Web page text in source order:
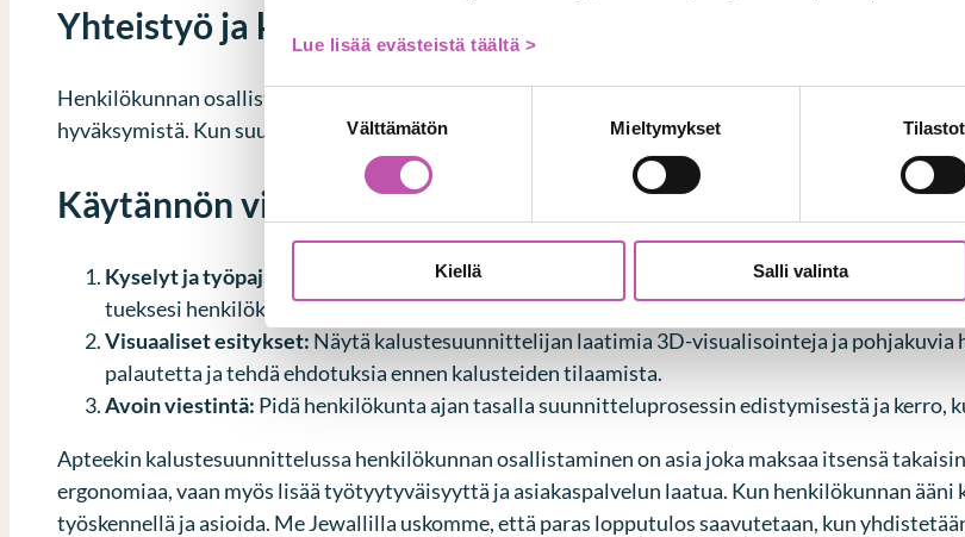
Lue lisää evästeistä täältä >
Suostumuksen
Välttämätön Mieltymykset Tilastot
Kiellä Salli valinta
Yhteistyö ja kommunikaatio
Henkilökunnan osallistaminen suunnitteluprosessiin edistää yhteistyötä ja avoimuutta. Se lisää
hyväksymistä. Kun suunnitteluprosessi on avoin ja osallistava, myös muutoksista viestiminen ja
Käytännön vinkit henkilökunnan osallistamiseen
Kyselyt ja työpajat:
Kysy henkilökunnalta heidän mielipiteitään ja ideoitaan joko
tueksesi henkilökunnasta muutamien henkilöiden ryhmän, joka edustaa henkilökunnan
Visuaaliset esitykset: Näytä kalustesuunnittelijan laatimia 3D-visualisointeja ja
palautetta ja tehdä ehdotuksia ennen kalusteiden tilaamista.
Avoin viestintä: Pidä henkilökunta ajan tasalla suunnitteluprosessin edistymisestä ja kerro,
Apteekin kalustesuunnittelussa henkilökunnan osallistaminen on asia joka maksaa itsensä
ergonomiaa, vaan myös lisää työtyytyväisyyttä ja asiakaspalvelun laatua. Kun henkilökunnan
työskennellä ja asioida. Me Jewallilla uskomme, että paras lopputulos saavutetaan, kun